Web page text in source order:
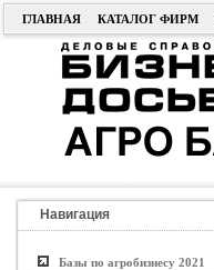
ГЛАВНАЯ КАТАЛОГ ФИРМ
Навигация
Базы по агробизнесу 2021